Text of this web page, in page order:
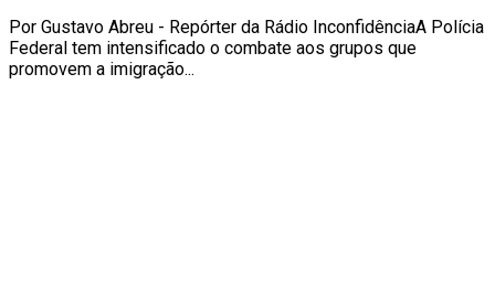
Por Gustavo Abreu - Repórter da Rádio InconfidênciaA Polícia
Federal tem intensificado o combate aos grupos que
promovem a imigração...